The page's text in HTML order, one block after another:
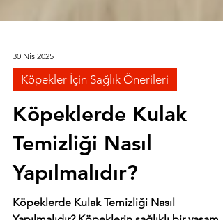
30 Nis 2025
Köpekler İçin Sağlık Önerileri
Köpeklerde Kulak
Temizliği Nasıl